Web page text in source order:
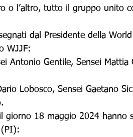
o l’altro, tutto il gruppo unito
dal Presidente della
WJJF:
Antonio Gentile, Sensei Mattia
Lobosco, Sensei Gaetano
giorno 18 maggio 2024 hanno
(PI):